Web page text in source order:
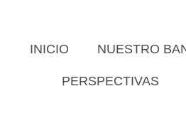
INICIO NUESTRO
PERSPECTIVAS